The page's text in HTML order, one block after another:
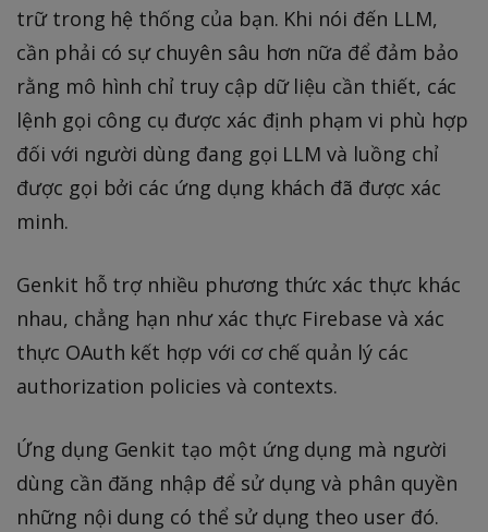
trữ trong hệ thống của bạn. Khi nói đến LLM,
cần phải có sự chuyên sâu hơn nữa để đảm bảo
rằng mô hình chỉ truy cập dữ liệu cần thiết, các
lệnh gọi công cụ được xác định phạm vi phù hợp
đối với người dùng đang gọi LLM và luồng chỉ
được gọi bởi các ứng dụng khách đã được xác
minh.
Genkit hỗ trợ nhiều phương thức xác thực khác
nhau, chẳng hạn như xác thực Firebase và xác
thực OAuth kết hợp với cơ chế quản lý các
authorization policies và contexts.
Ứng dụng Genkit tạo một ứng dụng mà người
dùng cần đăng nhập để sử dụng và phân quyền
những nội dung có thể sử dụng theo user đó.